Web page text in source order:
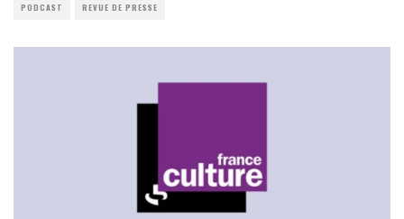
PODCAST REVUE DE PRESSE